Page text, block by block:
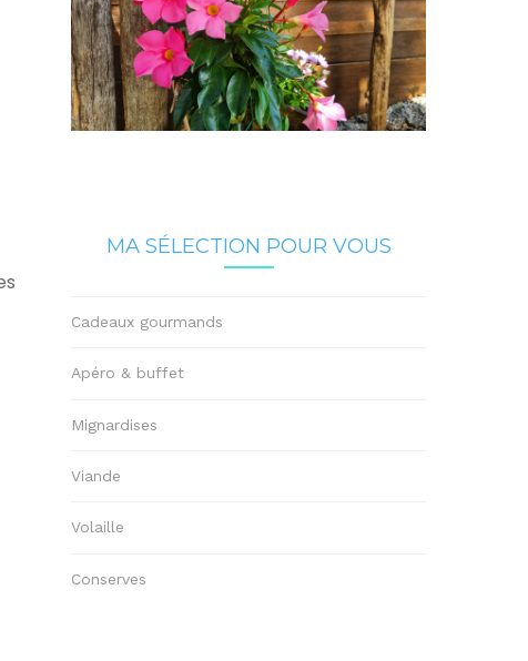
MA SÉLECTION POUR VOUS
Cadeaux gourmands
Apéro & buffet
Mignardises
Viande
Volaille
Conserves